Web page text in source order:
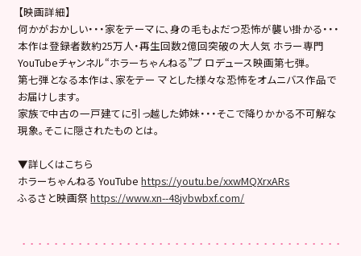
【映画詳細】
何かがおかしい・・・家をテーマに、身の毛もよだつ恐怖が襲い掛かる・・・
本作は登録者数約25万人・再生回数2億回突破の大人気 ホラー専門
YouTubeチャンネル“ホラーちゃんねる”プ ロデュース映画第七弾。
第七弾となる本作は、家をテー マとした様々な恐怖をオムニバス作品で
お届けします。
家族で中古の一戸建てに引っ越した姉妹・・・そこで降りかかる不可解な
現象。そこに隠されたものとは。
▼詳しくはこちら
ホラーちゃんねる YouTubehttps://youtu.be/xxwMQXrxARs
ふるさと映画祭https://www.xn--48jvbwbxf.com/